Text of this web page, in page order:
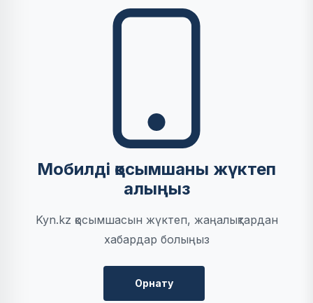
Мобилді қосымшаны жүктеп
алыңыз
Kyn.kz қосымшасын жүктеп, жаңалықтардан
хабардар болыңыз
Орнату